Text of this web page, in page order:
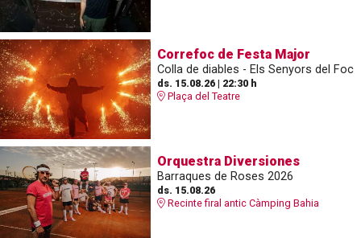
Correfoc de Festa Major
Colla de diables - Els Senyors del Foc
ds. 15.08.26| 22:30 h
Plaça del Teatre
Orquestra Diversiones
Barraques de Roses 2026
ds. 15.08.26
Recinte firal antic Càmping Bahia